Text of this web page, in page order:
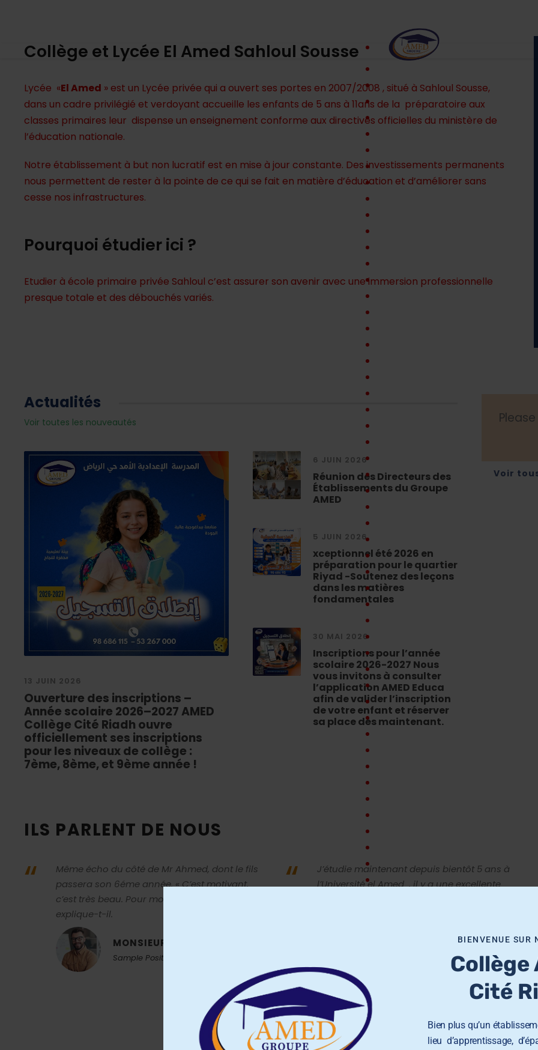
Collège et Lycée El Amed Sahloul Sousse
Lycée «El Amed » est un Lycée privée qui a ouvert ses portes en 2007/2008 , situé à Sahloul Sousse,
dans un cadre privilégié et verdoyant accueille les enfants de 5 ans à 11ans de la préparatoire aux
classes primaires leur dispense un enseignement conforme aux directives officielles du ministère de
l’éducation nationale.
Notre établissement à but non lucratif est en mise à jour constante. Des investissements permanents
nous permettent de rester à la pointe de ce qui se fait en matière d’éducation et d’améliorer sans
cesse nos infrastructures.
Pourquoi étudier ici ?
Etudier à école primaire privée Sahloul c’est assurer son avenir avec une immersion professionnelle
presque totale et des débouchés variés.
Actualités
Voir toutes les nouveautés
13 JUIN 2026
Ouverture des inscriptions –
Année scolaire 2026–2027 AMED
Collège Cité Riadh ouvre
officiellement ses inscriptions
pour les niveaux de collège :
7ème, 8ème, et 9ème année !
6 JUIN 2026
Réunion des Directeurs des
Établissements du Groupe
AMED
5 JUIN 2026
xceptionnel été 2026 en
préparation pour le quartier
Riyad -Soutenez des leçons
dans les matières
fondamentales
30 MAI 2026
Inscriptions pour l’année
scolaire 2026-2027 Nous
vous invitons à consulter
l’application AMED Educa
afin de valider l’inscription
de votre enfant et réserver
sa place dès maintenant.
Voir
ILS PARLENT DE NOUS
“
Même écho du côté de Mr Ahmed, dont le fils
passera son 6éme année. « C’est motivant,
c’est très beau. Pour moi, c’est très excitant »,
explique-t-il.
MONSIEUR AHMED
Sample Position
“
J’étudie maintenant depuis bientôt 5 ans à
l’Université el Amed , il y a une excellente
ambiance chaleureuse et la possibilité d’un
RADHIA YACCOUBI
BIENVENUE SUR
Collège
Cité
Bien plus qu’un
lieu d’apprentissage,